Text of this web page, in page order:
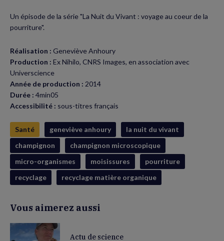
Un épisode de la série "La Nuit du Vivant : voyage au coeur de la
pourriture".
Réalisation : Geneviève Anhoury
Production : Ex Nihilo, CNRS Images, en association avec
Universcience
Année de production : 2014
Durée : 4min05
Accessibilité : sous-titres français
Santé geneviève anhoury
la nuit du vivant
champignon
champignon microscopique
micro-organismes
moisissures
pourriture
recyclage
recyclage matière organique
Vous aimerez aussi
Actu de science